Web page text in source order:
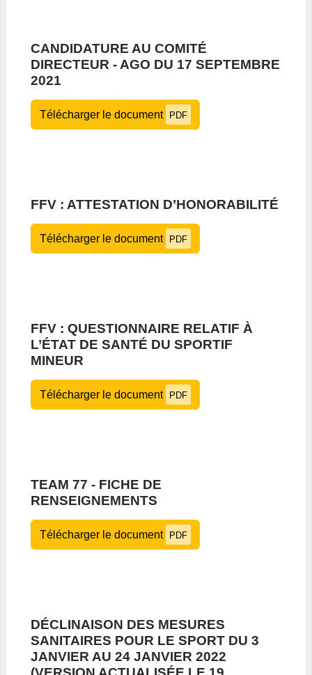
CANDIDATURE AU COMITÉ
DIRECTEUR - AGO DU 17 SEPTEMBRE
2021
Télécharger le document PDF
FFV : ATTESTATION D’HONORABILITÉ
Télécharger le document PDF
FFV : QUESTIONNAIRE RELATIF À
L’ÉTAT DE SANTÉ DU SPORTIF
MINEUR
Télécharger le document PDF
TEAM 77 - FICHE DE
RENSEIGNEMENTS
Télécharger le document PDF
DÉCLINAISON DES MESURES
SANITAIRES POUR LE SPORT DU 3
JANVIER AU 24 JANVIER 2022